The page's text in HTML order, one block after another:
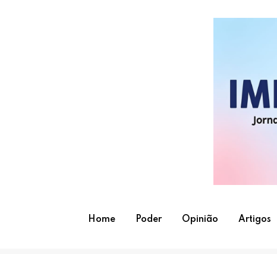
Home Poder Opinião Artigos